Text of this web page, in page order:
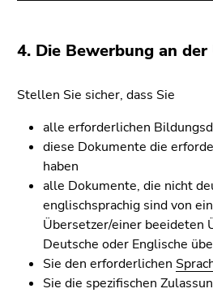
4. Die Bewerbung an der
Stellen Sie sicher, dass Sie
alle erforderlichen
diese Dokumente die
haben
alle Dokumente, die nicht
englischsprachig sind von
Übersetzer/einer beeideten
Deutsche oder Englische
Sie den erforderlichen
Sie die spezifischen